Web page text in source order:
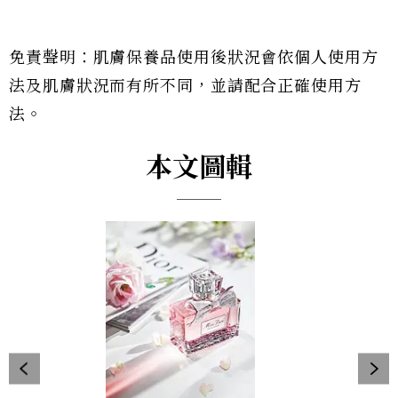
免責聲明：肌膚保養品使用後狀況會依個人使用方
法及肌膚狀況而有所不同，並請配合正確使用方
法。
本文圖輯